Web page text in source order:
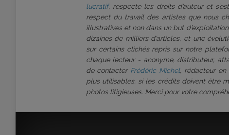
lucratif, respecte les droits d’auteur et
respect du travail des artistes que nous
illustratives et non dans un but
dizaines de milliers d’articles, et une
sur certains clichés repris sur notre
chaque lecteur - anonyme, distributeur,
de contacter Frédéric Michel, rédacteur en
plus utilisables, si les crédits doivent être
photos litigieuses. Merci pour votre